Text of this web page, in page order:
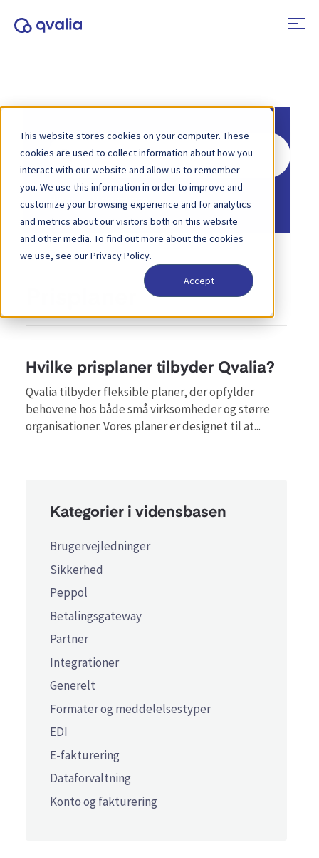
This website stores cookies on your computer. These
cookies are used to collect information about how you
interact with our website and allow us to remember
you. We use this information in order to improve and
customize your browsing experience and for analytics
and metrics about our visitors both on this website
and other media. To find out more about the cookies
we use, see our Privacy Policy.
Accept
Søg
efter
Hjem Vidensbase
Hvilke prisplaner tilbyder Qvalia?
Qvalia tilbyder fleksible planer, der opfylder
behovene hos både små virksomheder og større
organisationer. Vores planer er designet til at...
Kategorier i vidensbasen
Brugervejledninger
Sikkerhed
Peppol
Betalingsgateway
Partner
Integrationer
Generelt
Formater og meddelelsestyper
EDI
E-fakturering
Dataforvaltning
Konto og fakturering